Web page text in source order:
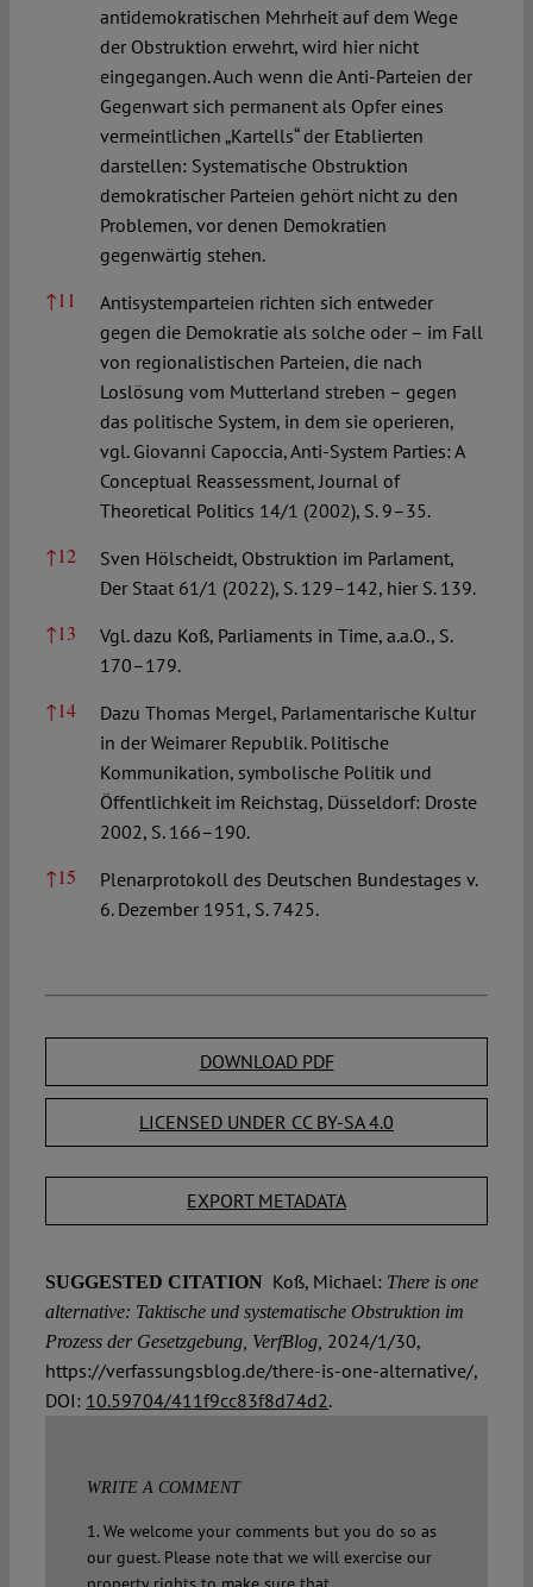
antidemokratischen Mehrheit auf dem Wege
der Obstruktion erwehrt, wird hier nicht
eingegangen. Auch wenn die Anti-Parteien der
Gegenwart sich permanent als Opfer eines
vermeintlichen „Kartells“ der Etablierten
darstellen: Systematische Obstruktion
demokratischer Parteien gehört nicht zu den
Problemen, vor denen Demokratien
gegenwärtig stehen.
↑11
Antisystemparteien richten sich entweder
gegen die Demokratie als solche oder – im Fall
von regionalistischen Parteien, die nach
Loslösung vom Mutterland streben – gegen
das politische System, in dem sie operieren,
vgl. Giovanni Capoccia, Anti-System Parties: A
Conceptual Reassessment, Journal of
Theoretical Politics 14/1 (2002), S. 9–35.
↑12
Sven Hölscheidt, Obstruktion im Parlament,
Der Staat 61/1 (2022), S. 129–142, hier S. 139.
↑13
Vgl. dazu Koß, Parliaments in Time, a.a.O., S.
170–179.
↑14
Dazu Thomas Mergel, Parlamentarische Kultur
in der Weimarer Republik. Politische
Kommunikation, symbolische Politik und
Öffentlichkeit im Reichstag, Düsseldorf: Droste
2002, S. 166–190.
↑15
Plenarprotokoll des Deutschen Bundestages v.
6. Dezember 1951, S. 7425.
DOWNLOAD PDF
LICENSED UNDER CC BY-SA 4.0
EXPORT METADATA
SUGGESTED CITATION Koß, Michael: There is one
alternative: Taktische und systematische Obstruktion im
Prozess der Gesetzgebung, VerfBlog, 2024/1/30,
https://verfassungsblog.de/there-is-one-alternative/,
DOI: 10.59704/411f9cc83f8d74d2.
WRITE A COMMENT
1. We welcome your comments but you do so as
our guest. Please note that we will exercise our